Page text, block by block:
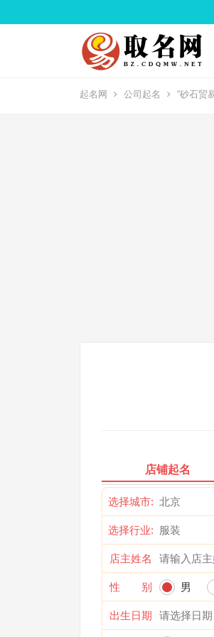
起名网 公司起名 “砂石贸
店铺起名
选择城市:
选择行业:
店主姓名
性 别 男
出生日期